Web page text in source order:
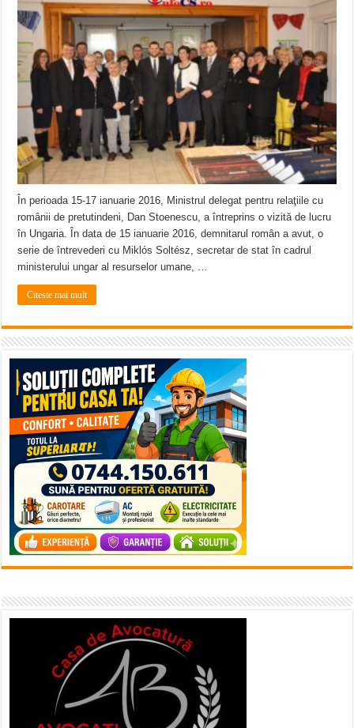
ANUNŢ OPRIRE APĂ în CARANSEBEȘ – 04.08.2026 – avarie – Calea
ANUNŢ OPRIRE APĂ în CARANSEBEȘ avarie
În perioada 15-17 ianuarie 2016, Ministrul delegat pentru relaţiile cu
românii de pretutindeni, Dan Stoenescu, a întreprins o vizită de lucru
în Ungaria. În data de 15 ianuarie 2016, demnitarul român a avut, o
serie de întrevederi cu Miklós Soltész, secretar de stat în cadrul
ministerului ungar al resurselor umane, …
Citeste mai mult